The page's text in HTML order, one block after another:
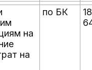
на
на
по БК